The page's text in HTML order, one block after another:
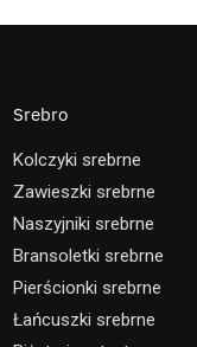
Srebro
Kolczyki srebrne
Zawieszki srebrne
Naszyjniki srebrne
Bransoletki srebrne
Pierścionki srebrne
Łańcuszki srebrne